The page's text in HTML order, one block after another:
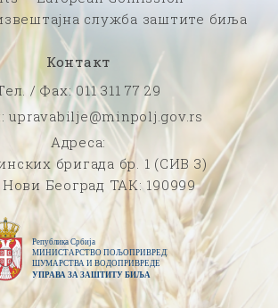
служба заштите биља
Контакт
/ Фаx: 011 311 77 29
upravabilje@minpolj.gov.rs
Адреса:
бригада бр. 1 (СИВ 3)
Нови Београд ТАК: 190999